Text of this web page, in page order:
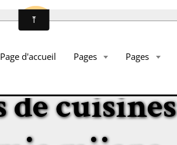
Page d'accueil Pages Pages
de cuisines